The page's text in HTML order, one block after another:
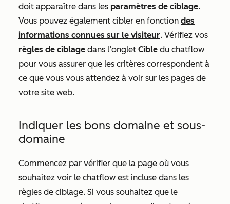
doit apparaître dans les paramètres de ciblage.
Vous pouvez également cibler en fonction des
informations connues sur le visiteur. Vérifiez vos
règles de ciblage dans l’onglet Cible du chatflow
pour vous assurer que les critères correspondent à
ce que vous vous attendez à voir sur les pages de
votre site web.
Indiquer les bons domaine et sous-
domaine
Commencez par vérifier que la page où vous
souhaitez voir le chatflow est incluse dans les
règles de ciblage. Si vous souhaitez que le